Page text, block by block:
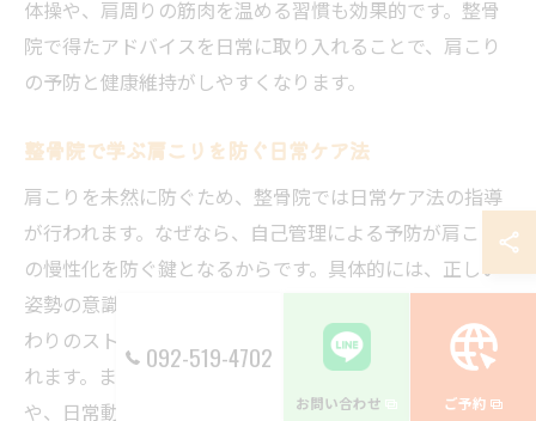
体操や、肩周りの筋肉を温める習慣も効果的です。整骨
院で得たアドバイスを日常に取り入れることで、肩こり
の予防と健康維持がしやすくなります。
整骨院で学ぶ肩こりを防ぐ日常ケア法
肩こりを未然に防ぐため、整骨院では日常ケア法の指導
が行われます。なぜなら、自己管理による予防が肩こり
の慢性化を防ぐ鍵となるからです。具体的には、正しい
姿勢の意識づけや、デスクワーク中の定期的な肩甲骨ま
わりのストレッチ、入浴時の肩の温熱ケアなどが推奨さ
れます。また、肩や首に負担をかけない寝具の選び方
や、日常動作の改善ポイントも丁寧にアドバイスされま
092-519-4702
お問い合わせ ご予約